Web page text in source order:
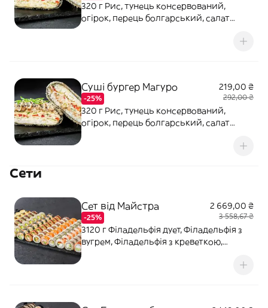
320 г Рис, тунець консервований,
огірок, перець болгарський, салат
Суші бургер Магуро
-25%
219,00 ₴
292,00 ₴
320 г Рис, тунець консервований,
огірок, перець болгарський, салат
Сети
Сет від Майстра
-25%
2 669,00 ₴
3 558,67 ₴
3120 г Філадельфія дует, Філадельфія з
вугрем, Філадельфія з креветкою,